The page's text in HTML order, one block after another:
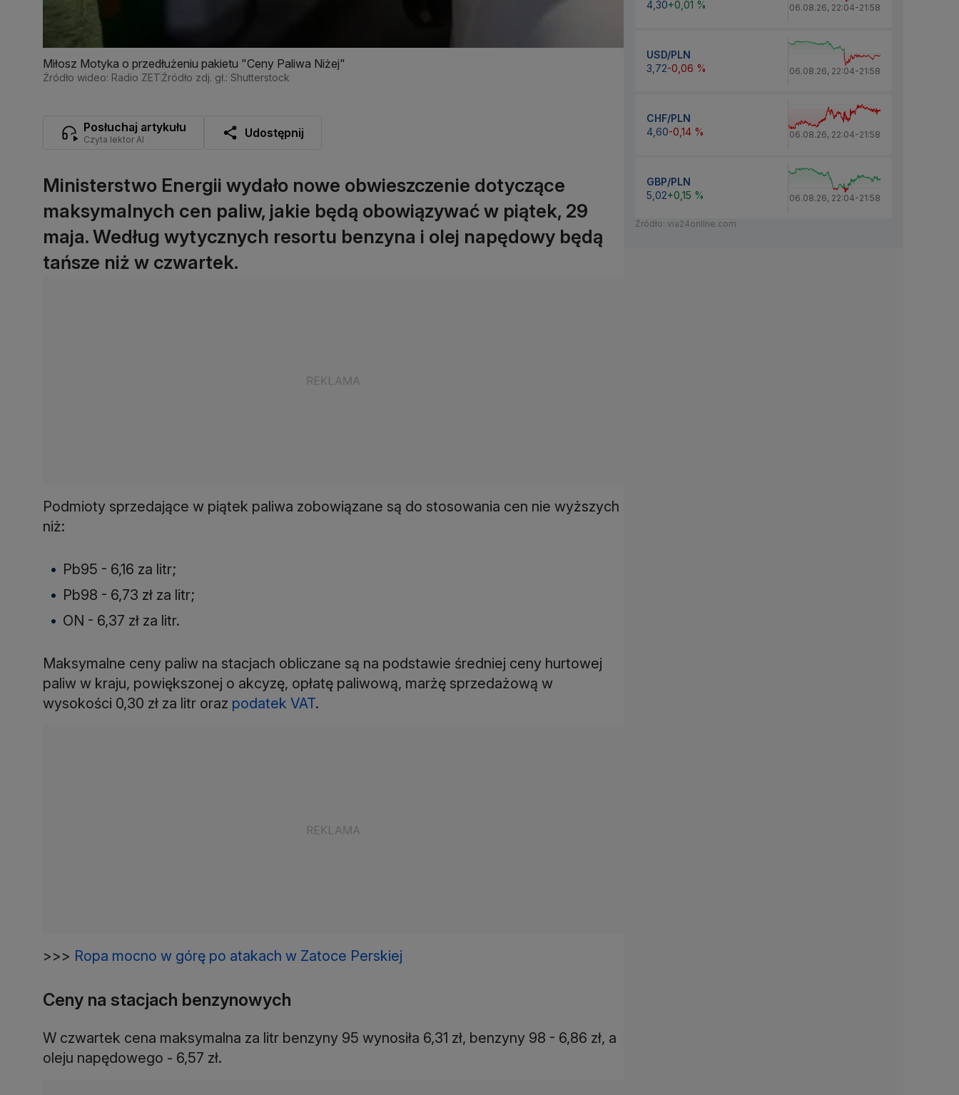
Miłosz Motyka o przedłużeniu pakietu "Ceny Paliwa Niżej"
Źródło wideo: Radio ZETŹródło zdj. gł.: Shutterstock
Posłuchaj artykułu
Czyta lektor AI Udostępnij
Ministerstwo Energii wydało nowe obwieszczenie dotyczące
maksymalnych cen paliw, jakie będą obowiązywać w piątek, 29
maja. Według wytycznych resortu benzyna i olej napędowy będą
tańsze niż w czwartek.
Podmioty sprzedające w piątek paliwa zobowiązane są do stosowania cen nie wyższych
niż:
Pb95 - 6,16 za litr;
Pb98 - 6,73 zł za litr;
ON - 6,37 zł za litr.
Maksymalne ceny paliw na stacjach obliczane są na podstawie średniej ceny hurtowej
paliw w kraju, powiększonej o akcyzę, opłatę paliwową, marżę sprzedażową w
wysokości 0,30 zł za litr oraz podatek VAT.
>>> Ropa mocno w górę po atakach w Zatoce Perskiej
Ceny na stacjach benzynowych
W czwartek cena maksymalna za litr benzyny 95 wynosiła 6,31 zł, benzyny 98 - 6,86 zł, a
oleju napędowego - 6,57 zł.
4,30+0,01 % 06.08.26, 22:04-21:58
USD/PLN
3,72-0,06 % 06.08.26, 22:04-21:58
CHF/PLN
4,60-0,14 % 06.08.26, 22:04-21:58
GBP/PLN
5,02+0,15 % 06.08.26, 22:04-21:58
Źródło: via24online.com